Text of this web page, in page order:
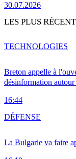
30.07.2026
LES PLUS
Breton appelle à
désinformation autour
16:44
TECHNOLOGIES
La Bulgarie va faire
DÉFENSE